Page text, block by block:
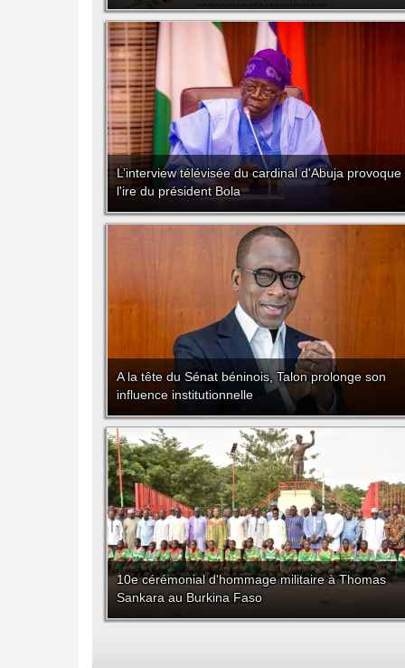
L’interview télévisée du cardinal d'Abuja provoque
l'ire du président Bola
A la tête du Sénat béninois, Talon prolonge son
influence institutionnelle
10e cérémonial d'hommage militaire à Thomas
Sankara au Burkina Faso